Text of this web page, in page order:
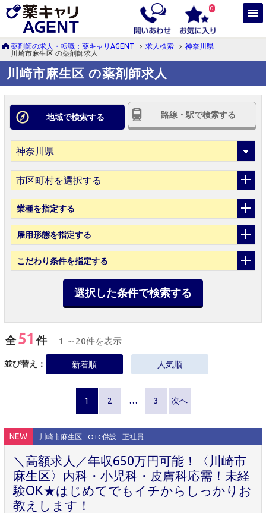
0
薬剤師の求人・転職：薬キャリAGENT 求人検索
神奈川県
川崎市麻生区 の薬剤師求人
川崎市麻生区 の薬剤師求人
地域で検索する 路線・駅で検索する
市区町村を選択する
業種を指定する
雇用形態を指定する
こだわり条件を指定する
選択した条件で検索する
全51 件 1 ～20件を表示
並び替え： 新着順 人気順
1 2 … 3 次へ
NEW 川崎市麻生区 OTC併設 正社員
＼高額求人／年収650万円可能！〈川崎市
麻生区〉内科・小児科・皮膚科応需！未経
験OK★はじめてでもイチからしっかりお
教えします！